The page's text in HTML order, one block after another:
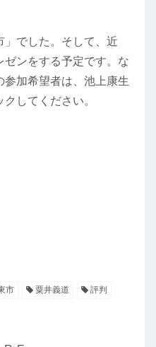
」でした。そして、近
ゼンをする予定です。な
参加希望者は、池上康生
してください。
市 粟井義道 評判